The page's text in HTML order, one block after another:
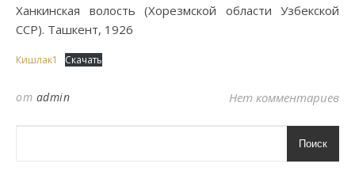
Ханкинская волость (Хорезмской области Узбекской
ССР). Ташкент, 1926
Кишлак1 Скачать
от admin Нет комментариев
Поиск